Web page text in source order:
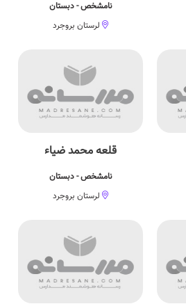
نامشخص - دبستان
لرستان بروجرد
قلعه محمد ضیاء
نامشخص - دبستان
لرستان بروجرد